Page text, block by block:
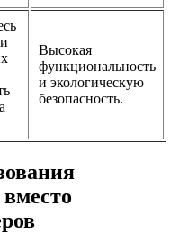
Высокая
функциональность
и экологическую
безопасность.